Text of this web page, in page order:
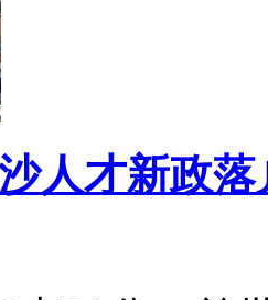
人才新政